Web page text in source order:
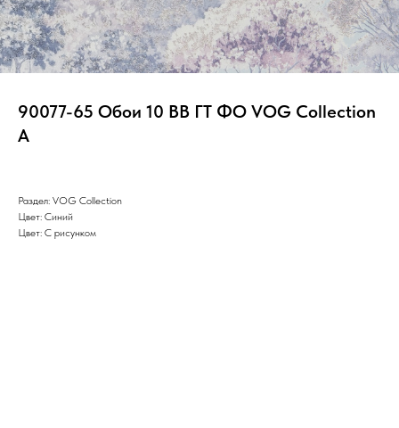
90077-65 Обои 10 ВВ ГТ ФО VOG Collection
A
Раздел: VOG Collection
Цвет: Синий
Цвет: С рисунком